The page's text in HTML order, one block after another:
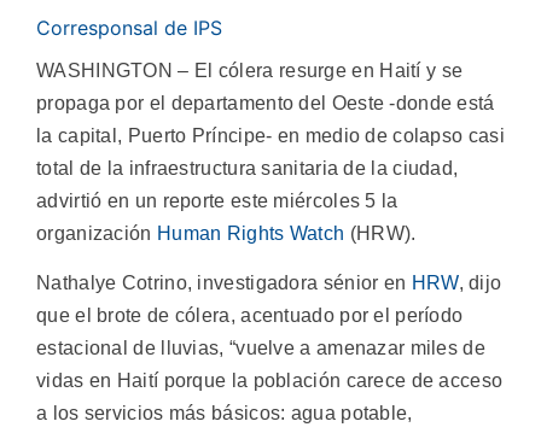
Corresponsal de IPS
WASHINGTON – El cólera resurge en Haití y se
propaga por el departamento del Oeste -donde está
la capital, Puerto Príncipe- en medio de colapso casi
total de la infraestructura sanitaria de la ciudad,
advirtió en un reporte este miércoles 5 la
organización Human Rights Watch (HRW).
Nathalye Cotrino, investigadora sénior en HRW, dijo
que el brote de cólera, acentuado por el período
estacional de lluvias, “vuelve a amenazar miles de
vidas en Haití porque la población carece de acceso
a los servicios más básicos: agua potable,